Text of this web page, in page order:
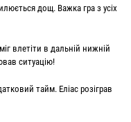
дощ. Важка гра з усіх
влетіти в дальній нижній
ситуацію!
тайм. Еліас розіграв